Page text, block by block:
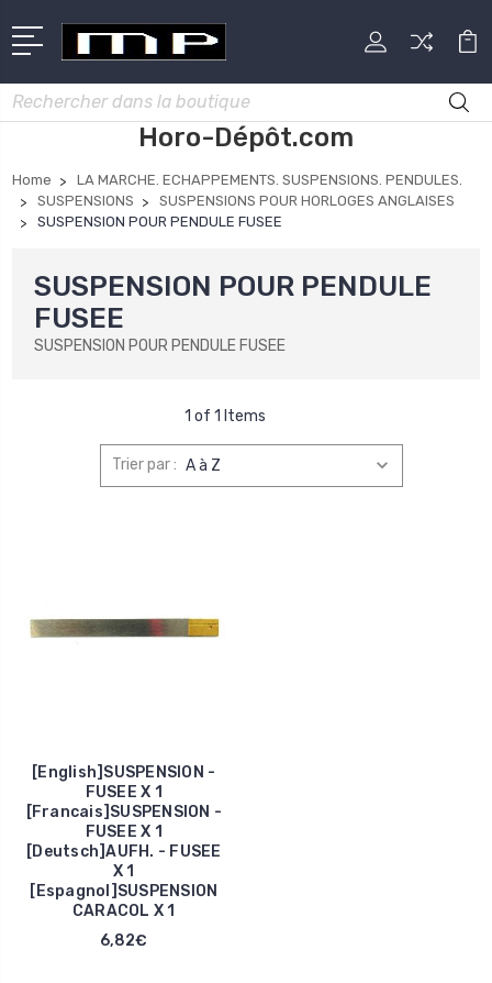
Rechercher
Horo-Dépôt.com
Home
LA MARCHE. ECHAPPEMENTS. SUSPENSIONS. PENDULES.
SUSPENSIONS
SUSPENSIONS POUR HORLOGES ANGLAISES
SUSPENSION POUR PENDULE FUSEE
SUSPENSION POUR PENDULE
FUSEE
SUSPENSION POUR PENDULE FUSEE
1 of 1 Items
Trier par :
[English]SUSPENSION -
FUSEE X 1
[Francais]SUSPENSION -
FUSEE X 1
[Deutsch]AUFH. - FUSEE
X 1
[Espagnol]SUSPENSION
CARACOL X 1
6,82€